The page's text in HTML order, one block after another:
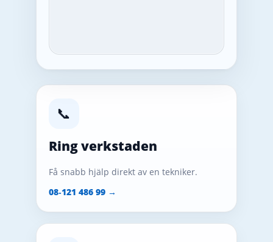
📞
Ring verkstaden
Få snabb hjälp direkt av en tekniker.
08‑121 486 99 →